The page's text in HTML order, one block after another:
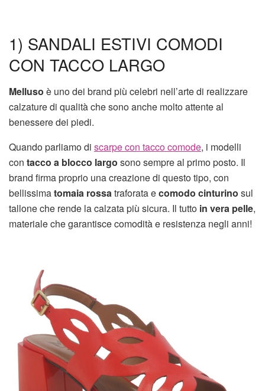
1) SANDALI ESTIVI COMODI
CON TACCO LARGO
Melluso è uno dei brand più celebri nell’arte di realizzare
calzature di qualità che sono anche molto attente al
benessere dei piedi.
Quando parliamo di scarpe con tacco comode, i modelli
con tacco a blocco largo sono sempre al primo posto. Il
brand firma proprio una creazione di questo tipo, con
bellissimatomaia rossatraforata ecomodo cinturino sul
tallone che rende la calzata più sicura. Il tutto in vera pelle,
materiale che garantisce comodità e resistenza negli anni!